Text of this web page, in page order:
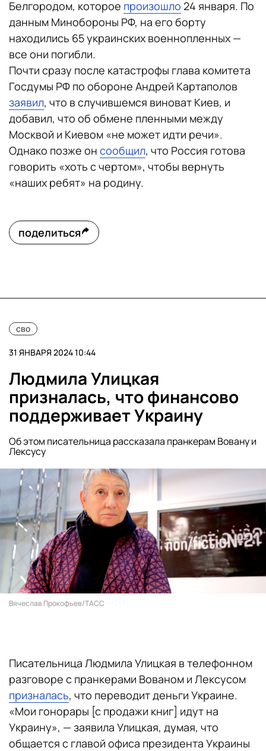
Белгородом, которое произошло 24 января. По
данным Минобороны РФ, на его борту
находились 65 украинских военнопленных —
все они погибли.
Почти сразу после катастрофы глава комитета
Госдумы РФ по обороне Андрей Картаполов
заявил, что в случившемся виноват Киев, и
добавил, что об обмене пленными между
Москвой и Киевом «не может идти речи».
Однако позже он сообщил, что Россия готова
говорить «хоть с чертом», чтобы вернуть
«наших ребят» на родину.
поделиться
сво
31 ЯНВАРЯ 2024 10:44
Людмила Улицкая
призналась, что финансово
поддерживает Украину
Об этом писательница рассказала пранкерам Вовану и
Лексусу
Вячеслав Прокофьев/ТАСС
Писательница Людмила Улицкая в телефонном
разговоре с пранкерами Вованом и Лексусом
призналась, что переводит деньги Украине.
«Мои гонорары [с продажи книг] идут на
Украину», — заявила Улицкая, думая, что
общается с главой офиса президента Украины